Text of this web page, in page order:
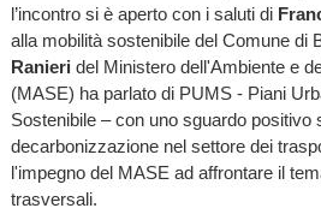
l’incontro si è aperto con i saluti di
alla mobilità sostenibile del Comune di
Ranieri del Ministero dell'Ambiente e
(MASE) ha parlato di PUMS - Piani
Sostenibile – con uno sguardo positivo
decarbonizzazione nel settore dei
l'impegno del MASE ad affrontare il
trasversali.